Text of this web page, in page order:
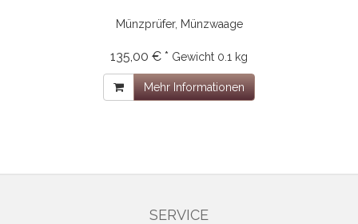
Münzprüfer, Münzwaage
135,00 € * Gewicht 0.1 kg
Mehr Informationen
SERVICE